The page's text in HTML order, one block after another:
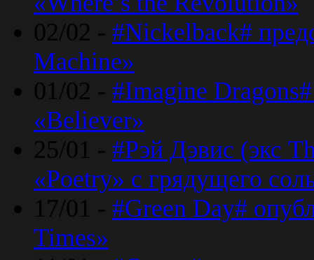
02/02 - #Nickelback#
Machine»
01/02 - #Imagine
«Believer»
25/01 - #Рэй Дэвис (экс
«Poetry» с грядущего
17/01 - #Green Day#
Times»